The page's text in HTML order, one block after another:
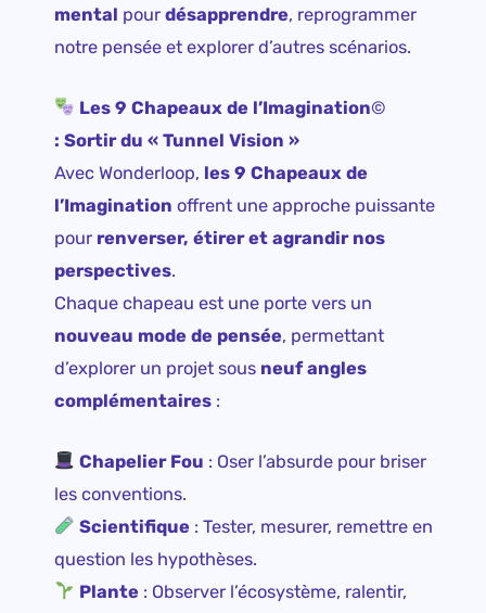
mental pourdésapprendre, reprogrammer
notre pensée et explorer d’autres scénarios.
Les 9 Chapeaux de l’Imagination©
: Sortir du « Tunnel Vision »
Avec Wonderloop, les 9 Chapeaux de
l’Imagination offrent une approche puissante
pour renverser, étirer et agrandir nos
perspectives.
Chaque chapeau est une porte vers un
nouveau mode de pensée, permettant
d’explorer un projet sous neuf angles
complémentaires :
Chapelier Fou : Oser l’absurde pour briser
les conventions.
Scientifique: Tester, mesurer, remettre en
question les hypothèses.
Plante: Observer l’écosystème, ralentir,